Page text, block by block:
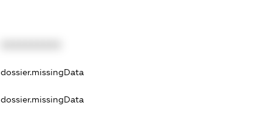
dossier.missingData
dossier.missingData